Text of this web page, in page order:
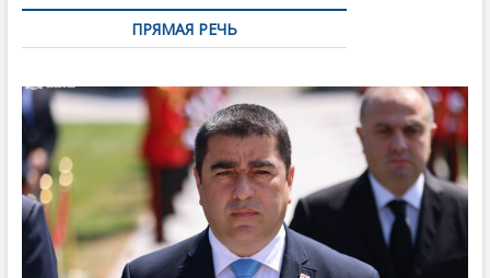
ПРЯМАЯ РЕЧЬ